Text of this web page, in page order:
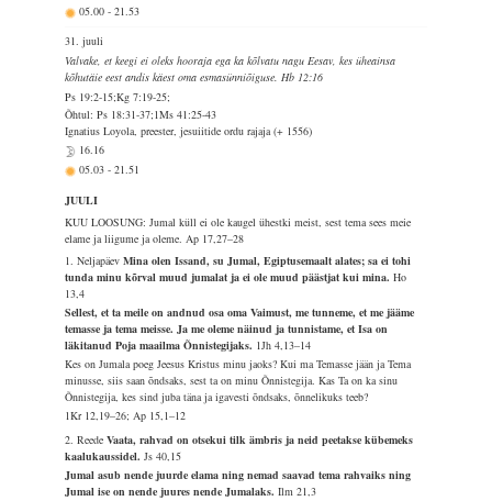
05.00-21.53
31. juuli
Valvake, et keegi ei oleks hooraja ega ka kõlvatu nagu Eesav, kes üheainsa
kõhutäie eest andis käest oma esmasünniõiguse. Hb 12:16
Ps 19:2-15;Kg 7:19-25;
Õhtul: Ps 18:31-37;1Ms 41:25-43
Ignatius Loyola, preester, jesuiitide ordu rajaja (+ 1556)
16.16
05.03-21.51
JUULI
KUU LOOSUNG: Jumal küll ei ole kaugel ühestki meist, sest tema sees meie
elame ja liigume ja oleme.Ap 17,27–28
1. NeljapäevMina olen Issand, su Jumal, Egiptusemaalt alates; sa ei tohi
tunda minu kõrval muud jumalat ja ei ole muud päästjat kui mina.Ho
13,4
Sellest, et ta meile on andnud osa oma Vaimust, me tunneme, et me jääme
temasse ja tema meisse. Ja me oleme näinud ja tunnistame, et Isa on
läkitanud Poja maailma Õnnistegijaks. 1Jh 4,13–14
Kes on Jumala poeg Jeesus Kristus minu jaoks? Kui ma Temasse jään ja Tema
minusse, siis saan õndsaks, sest ta on minu Õnnistegija. Kas Ta on ka sinu
Õnnistegija, kes sind juba täna ja igavesti õndsaks, õnnelikuks teeb?
1Kr 12,19–26; Ap 15,1–12
2. ReedeVaata, rahvad on otsekui tilk ämbris ja neid peetakse kübemeks
kaalukaussidel.Js 40,15
Jumal asub nende juurde elama ning nemad saavad tema rahvaiks ning
Jumal ise on nende juures nende Jumalaks.Ilm 21,3